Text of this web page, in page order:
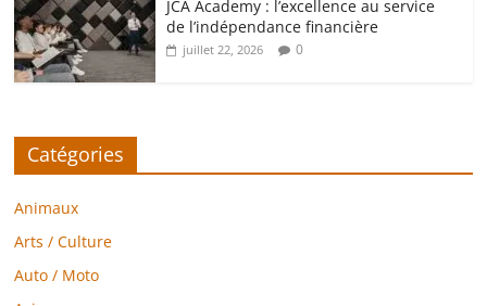
JCA Academy : l’excellence au service
de l’indépendance financière
juillet 22, 2026 0
Catégories
Animaux
Arts / Culture
Auto / Moto